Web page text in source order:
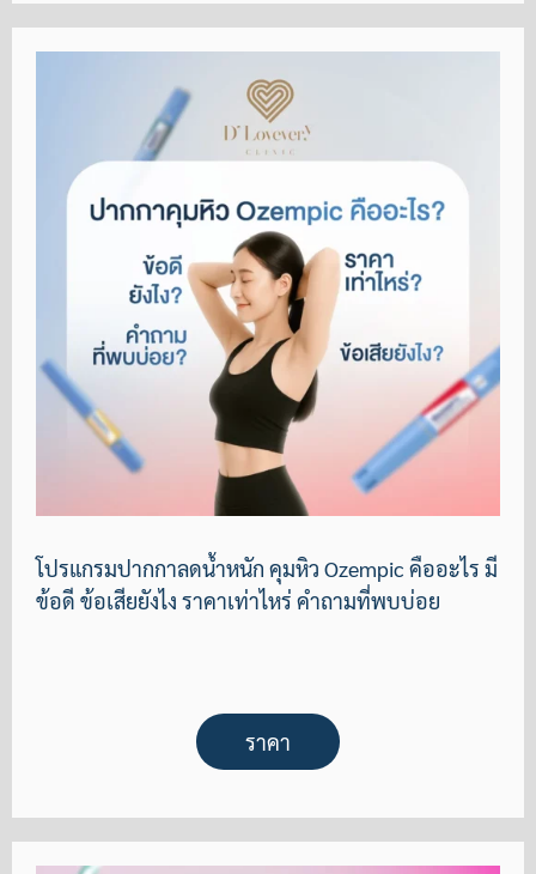
โปรแกรมปากกาลดน้ำหนัก คุมหิว Ozempic คืออะไร มี
ข้อดี ข้อเสียยังไง ราคาเท่าไหร่ คำถามที่พบบ่อย
ราคา